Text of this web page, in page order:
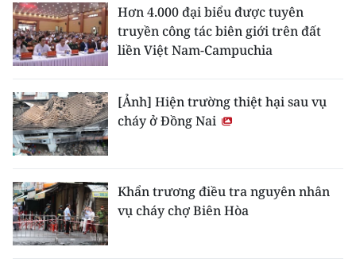
Hơn 4.000 đại biểu được tuyên
truyền công tác biên giới trên đất
liền Việt Nam-Campuchia
[Ảnh] Hiện trường thiệt hại sau vụ
cháy ở Đồng Nai
Khẩn trương điều tra nguyên nhân
vụ cháy chợ Biên Hòa